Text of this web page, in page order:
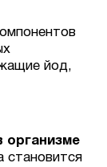
йод,
организме
становится